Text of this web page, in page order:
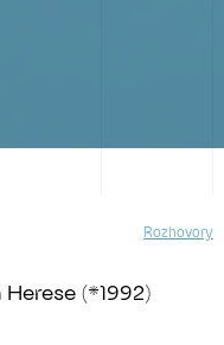
Rozhovory
(*1992)